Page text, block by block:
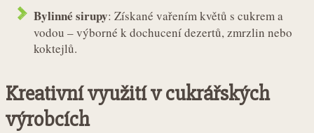
Bylinné sirupy: Získané vařením květů s cukrem a
vodou – výborné k dochucení dezertů, zmrzlin nebo
koktejlů.
Kreativní využití v cukrářských
výrobcích